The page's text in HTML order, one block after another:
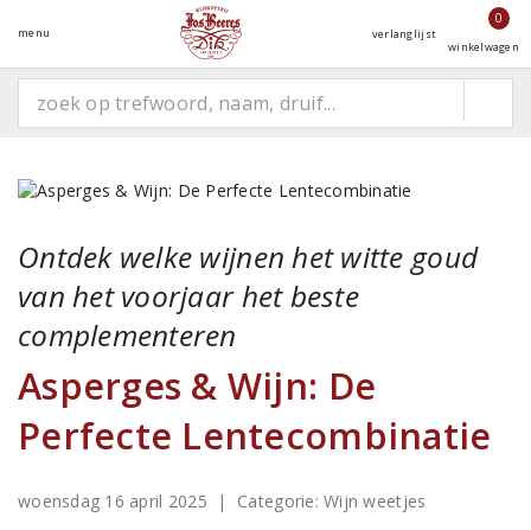
menu verlanglijst
0
winkelwagen
Ontdek welke wijnen het witte goud
van het voorjaar het beste
complementeren
Asperges & Wijn: De
Perfecte Lentecombinatie
woensdag 16 april 2025 | Categorie:Wijn weetjes